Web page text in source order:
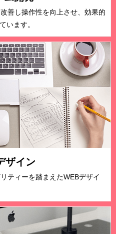
善し操作性を向上させ、効果的
います。
ザイン
ティーを踏まえたWEBデザイ